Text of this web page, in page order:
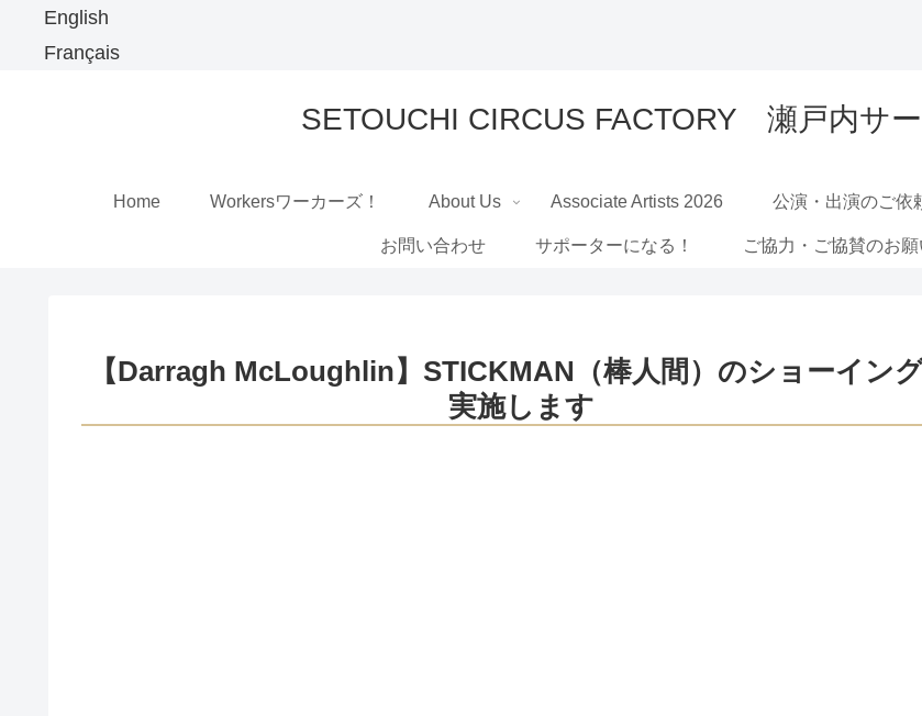
English
Français
SETOUCHI CIRCUS FACTORY 瀬戸内サ
Home Workersワーカーズ！ About Us Associate Artists 2026 公演・出演のご依
お問い合わせ サポーターになる！ ご協力・ご協賛のお願
【Darragh McLoughlin】STICKMAN（棒人間）のショーイン
実施します